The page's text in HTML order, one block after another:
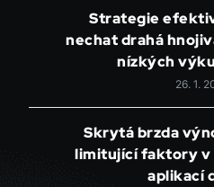
Strategie
nechat drahá
nízkých
26. 1.
Skrytá brzda
limitující faktory v
aplikací